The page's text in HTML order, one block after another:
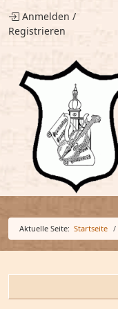
Anmelden /
Registrieren
Aktuelle Seite: Startseite